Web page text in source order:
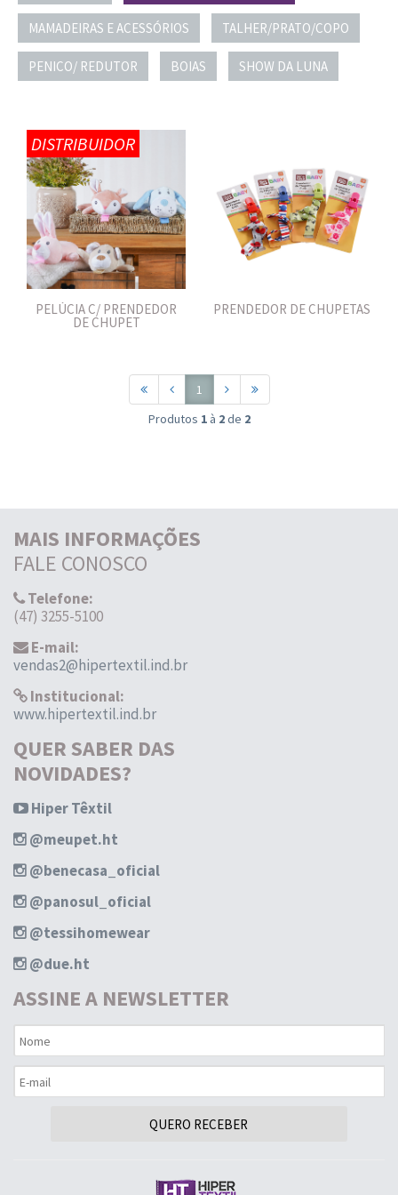
MAMADEIRAS E ACESSÓRIOS TALHER/PRATO/COPO
PENICO/ REDUTOR BOIAS SHOW DA LUNA
DISTRIBUIDOR
PELÚCIA C/ PRENDEDOR
DE CHUPET
PRENDEDOR DE CHUPETAS
1
Produtos 1à 2de 2
MAIS INFORMAÇÕES
FALE CONOSCO
Telefone:
(47) 3255-5100
E-mail:
vendas2@hipertextil.ind.br
Institucional:
www.hipertextil.ind.br
QUER SABER DAS
NOVIDADES?
Hiper Têxtil
@meupet.ht
@benecasa_oficial
@panosul_oficial
@tessihomewear
@due.ht
ASSINE A NEWSLETTER
QUERO RECEBER